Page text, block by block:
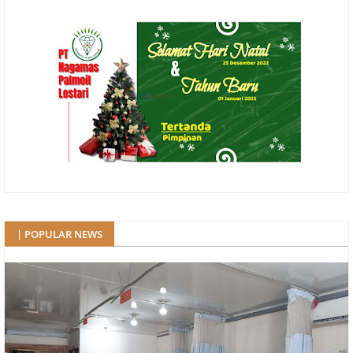
| POPULAR NEWS